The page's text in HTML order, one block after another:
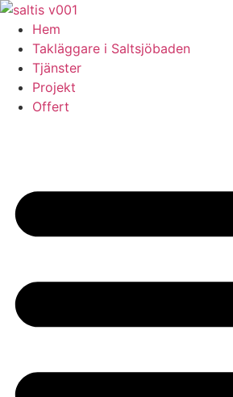
Skip
content
Hem
Takläggare i Saltsjöbaden
Tjänster
Projekt
Offert